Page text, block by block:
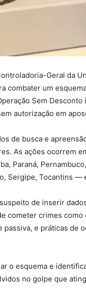
Geral da
combater um
Sem
autorização em
de busca e
As ações ocorrem
Paraná,
Sergipe, Tocantins
de inserir
cometer crimes como
e práticas de
o esquema e
no golpe que